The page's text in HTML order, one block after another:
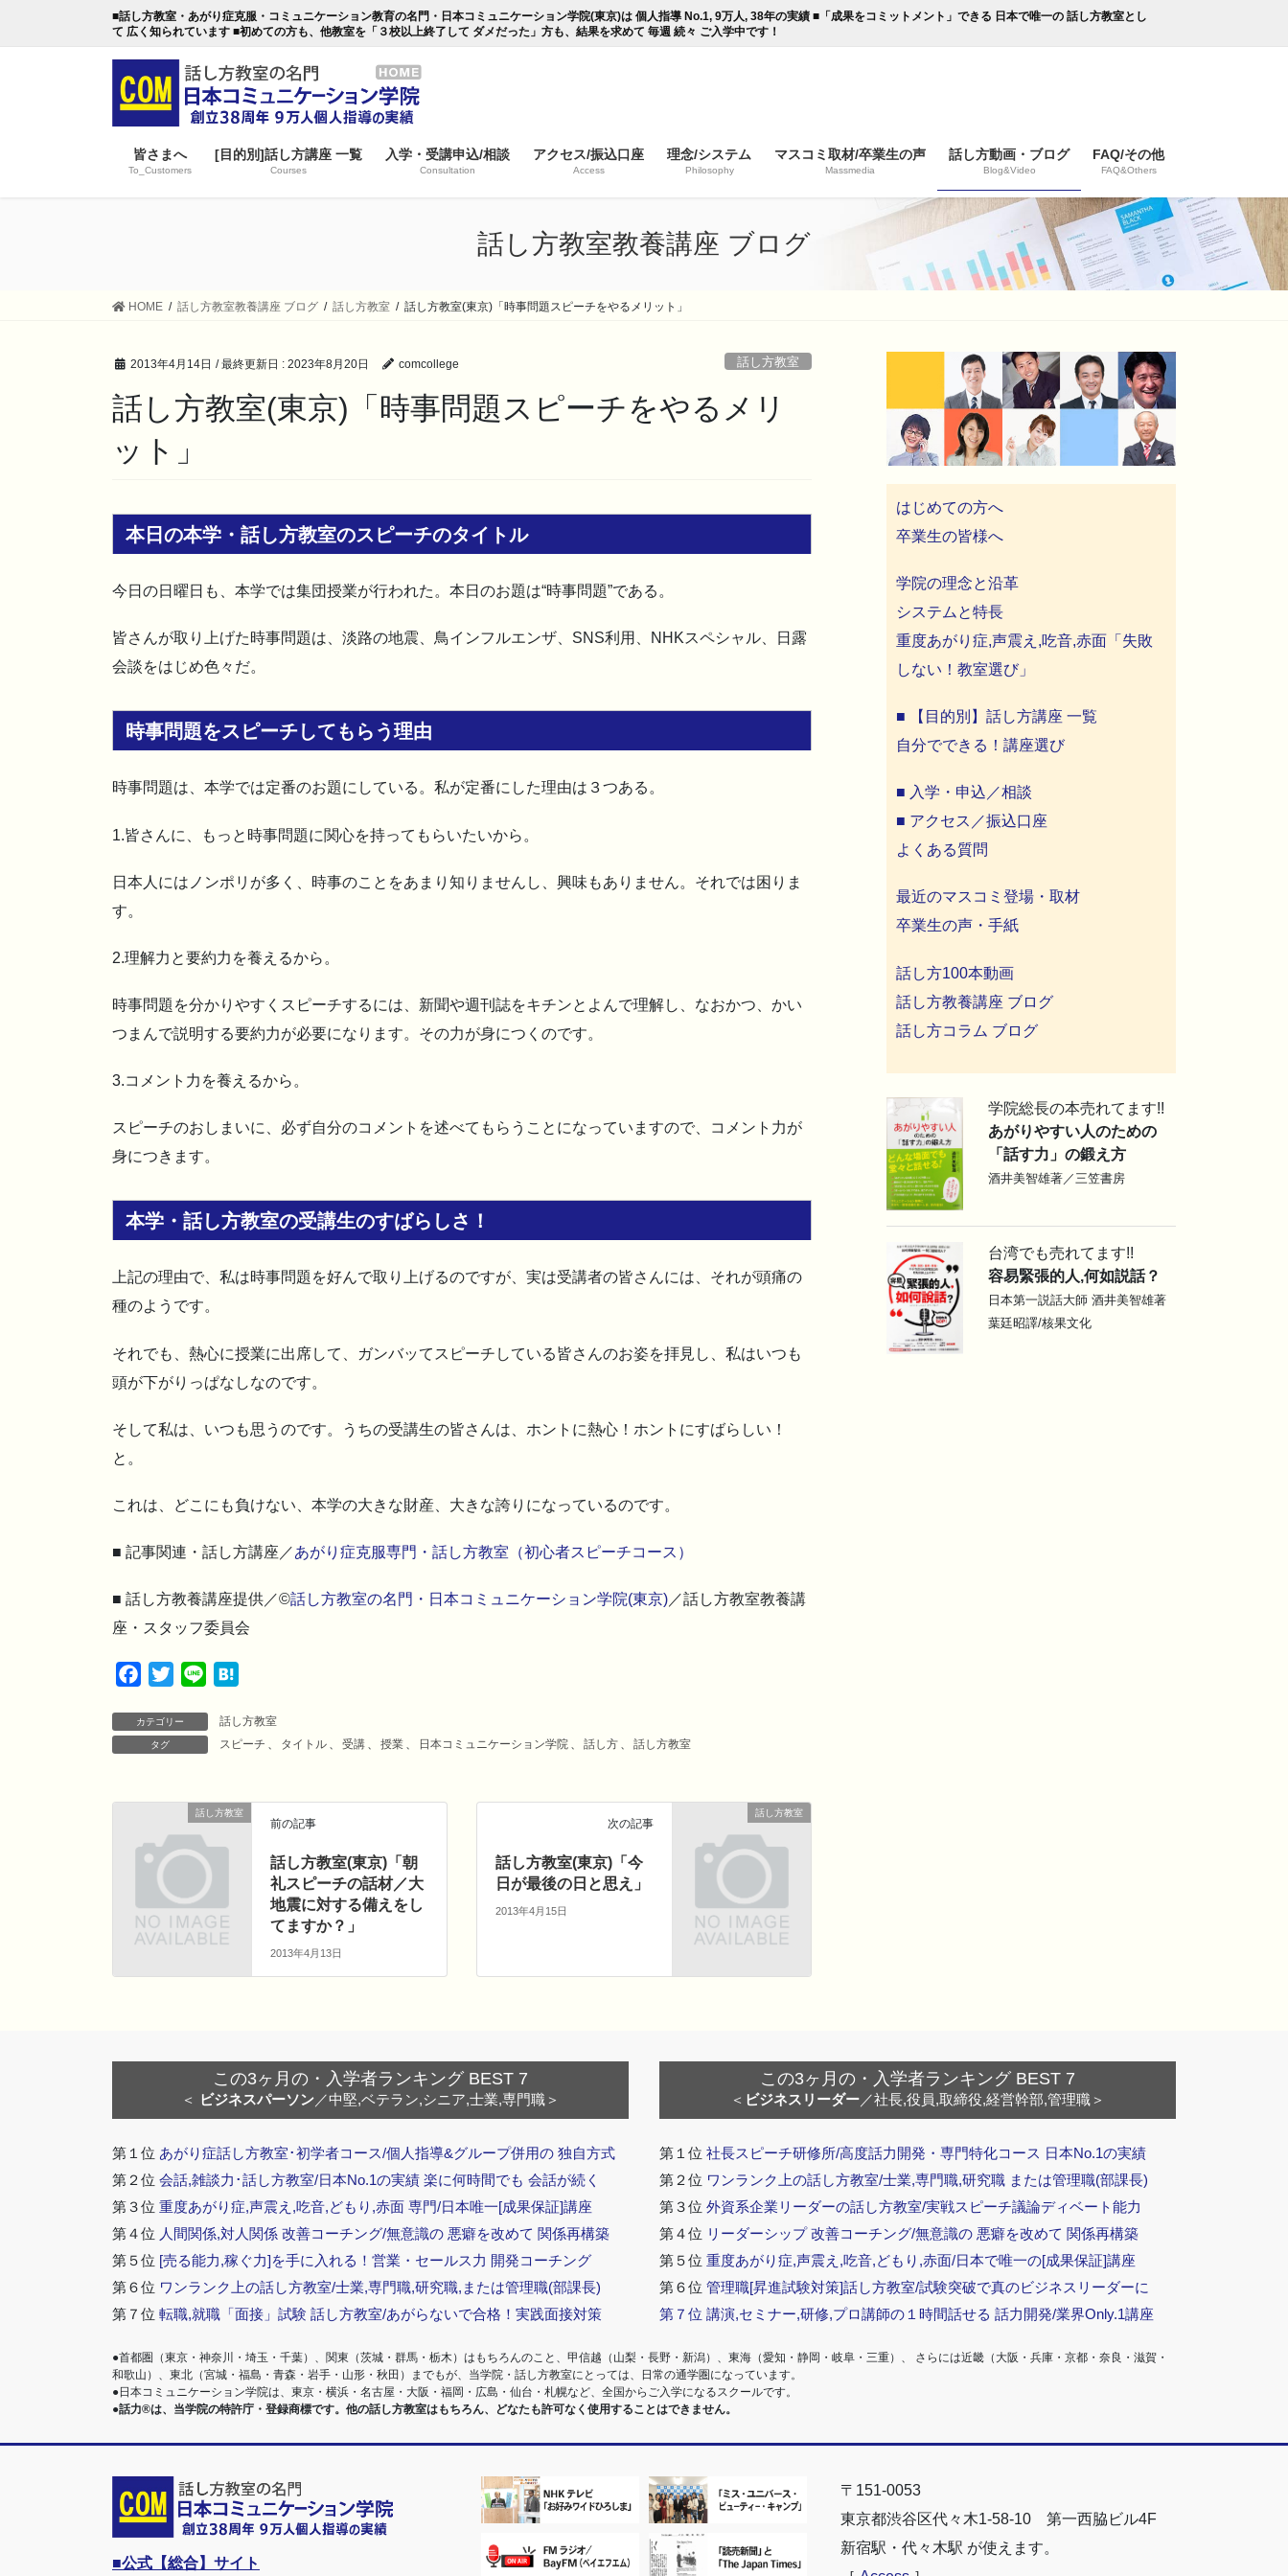
■話し方教室・あがり症克服・コミュニケーション教育の名門・日本コミュニケーション学院(東京)は 個人指導 No.1, 9万人, 38年の実績 ■「成果をコミットメント」できる 日本で唯一の 話し方教室とし
て 広く知られています ■初めての方も、他教室を「３校以上終了して ダメだった」方も、結果を求めて 毎週 続々 ご入学中です！
皆さまへ
To_Customers
[目的別]話し方講座 一覧
Courses
入学・受講申込/相談
Consultation
アクセス/振込口座
Access
理念/システム
Philosophy
マスコミ取材/卒業生の声
Massmedia
話し方動画・ブログ
Blog&Video
FAQ/その他
FAQ&Others
話し方教室教養講座 ブログ
HOME 話し方教室教養講座 ブログ 話し方教室 話し方教室(東京)「時事問題スピーチをやるメリット」
2013年4月14日 / 最終更新日 : 2023年8月20日 comcollege 話し方教室
話し方教室(東京)「時事問題スピーチをやるメリ
ット」
本日の本学・話し方教室のスピーチのタイトル
今日の日曜日も、本学では集団授業が行われた。本日のお題は“時事問題”である。
皆さんが取り上げた時事問題は、淡路の地震、鳥インフルエンザ、SNS利用、NHKスペシャル、日露
会談をはじめ色々だ。
時事問題をスピーチしてもらう理由
時事問題は、本学では定番のお題にしている。私が定番にした理由は３つある。
1.皆さんに、もっと時事問題に関心を持ってもらいたいから。
日本人にはノンポリが多く、時事のことをあまり知りませんし、興味もありません。それでは困りま
す。
2.理解力と要約力を養えるから。
時事問題を分かりやすくスピーチするには、新聞や週刊誌をキチンとよんで理解し、なおかつ、かい
つまんで説明する要約力が必要になります。その力が身につくのです。
3.コメント力を養えるから。
スピーチのおしまいに、必ず自分のコメントを述べてもらうことになっていますので、コメント力が
身につきます。
本学・話し方教室の受講生のすばらしさ！
上記の理由で、私は時事問題を好んで取り上げるのですが、実は受講者の皆さんには、それが頭痛の
種のようです。
それでも、熱心に授業に出席して、ガンバッてスピーチしている皆さんのお姿を拝見し、私はいつも
頭が下がりっぱなしなのです。
そして私は、いつも思うのです。うちの受講生の皆さんは、ホントに熱心！ホントにすばらしい！
と。
これは、どこにも負けない、本学の大きな財産、大きな誇りになっているのです。
■ 記事関連・話し方講座／あがり症克服専門・話し方教室（初心者スピーチコース）
■ 話し方教養講座提供／©話し方教室の名門・日本コミュニケーション学院(東京)／話し方教室教養講
座・スタッフ委員会
c
o
k
i
e
e
t
e
a
カテゴリー 話し方教室
タグ スピーチ タイトル 受講 授業 日本コミュニケーション学院 話し方 話し方教室
話し方教室
前の記事
話し方教室(東京)「朝
礼スピーチの話材／大
地震に対する備えをし
てますか？」
2013年4月13日
話し方教室
次の記事
話し方教室(東京)「今
日が最後の日と思え」
2013年4月15日
はじめての方へ
卒業生の皆様へ
学院の理念と沿革
システムと特長
重度あがり症,声震え,吃音,赤面「失敗
しない！教室選び」
■ 【目的別】話し方講座 一覧
自分でできる！講座選び
■ 入学・申込／相談
■ アクセス／振込口座
よくある質問
最近のマスコミ登場・取材
卒業生の声・手紙
話し方100本動画
話し方教養講座 ブログ
話し方コラム ブログ
学院総長の本売れてます!!
あがりやすい人のための
「話す力」の鍛え方
酒井美智雄著／三笠書房
台湾でも売れてます!!
容易緊張的人,何如説話？
日本第一説話大師 酒井美智雄著
葉廷昭譯/核果文化
この3ヶ月の・入学者ランキング BEST 7
＜ ビジネスパーソン／中堅,ベテラン,シニア,士業,専門職＞
第１位 あがり症話し方教室･初学者コース/個人指導&グループ併用の 独自方式
第２位 会話,雑談力･話し方教室/日本No.1の実績 楽に何時間でも 会話が続く
第３位 重度あがり症,声震え,吃音,どもり,赤面 専門/日本唯一[成果保証]講座
第４位 人間関係,対人関係 改善コーチング/無意識の 悪癖を改めて 関係再構築
第５位 [売る能力,稼ぐ力]を手に入れる！営業・セールス力 開発コーチング
第６位 ワンランク上の話し方教室/士業,専門職,研究職,または管理職(部課長)
第７位 転職,就職「面接」試験 話し方教室/あがらないで合格！実践面接対策
この3ヶ月の・入学者ランキング BEST 7
＜ ビジネスリーダー／社長,役員,取締役,経営幹部,管理職＞
第１位 社長スピーチ研修所/高度話力開発・専門特化コース 日本No.1の実績
第２位 ワンランク上の話し方教室/士業,専門職,研究職 または管理職(部課長)
第３位 外資系企業リーダーの話し方教室/実戦スピーチ議論ディベート能力
第４位 リーダーシップ 改善コーチング/無意識の 悪癖を改めて 関係再構築
第５位 重度あがり症,声震え,吃音,どもり,赤面/日本で唯一の[成果保証]講座
第６位 管理職[昇進試験対策]話し方教室/試験突破で真のビジネスリーダーに
第７位 講演,セミナー,研修,プロ講師の１時間話せる 話力開発/業界Only.1講座
●首都圏（東京・神奈川・埼玉・千葉）、関東（茨城・群馬・栃木）はもちろんのこと、甲信越（山梨・長野・新潟）、東海（愛知・静岡・岐阜・三重）、 さらには近畿（大阪・兵庫・京都・奈良・滋賀・
和歌山）、東北（宮城・福島・青森・岩手・山形・秋田）までもが、当学院・話し方教室にとっては、日常の通学圏になっています。
●日本コミュニケーション学院は、東京・横浜・名古屋・大阪・福岡・広島・仙台・札幌など、全国からご入学になるスクールです。
●話力®は、当学院の特許庁・登録商標です。他の話し方教室はもちろん、どなたも許可なく使用することはできません。
■公式【総合】サイト
〒151-0053
東京都渋谷区代々木1-58-10 第一西脇ビル4F
新宿駅・代々木駅 が使えます。